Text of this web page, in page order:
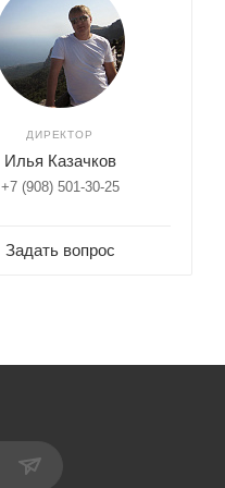
ДИРЕКТОР
Илья Казачков
+7 (908) 501-30-25
Задать вопрос